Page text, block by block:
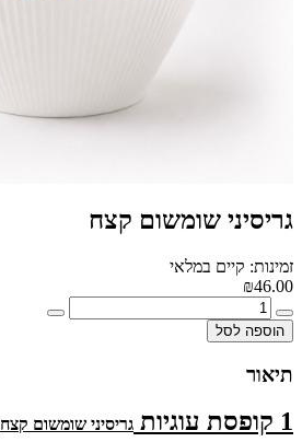
גריסיני שומשום קצח
זמינות: קיים במלאי
₪46.00
הוספה לסל
תיאור
1 קופסת עוגיות גריסיני שומשום קצח